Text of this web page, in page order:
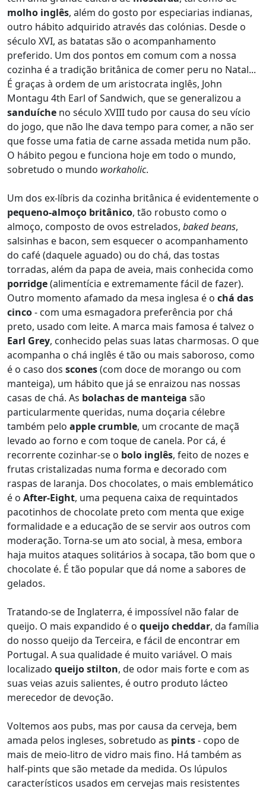
molho inglês, além do gosto por especiarias indianas,
outro hábito adquirido através das colónias. Desde o
século XVI, as batatas são o acompanhamento
preferido. Um dos pontos em comum com a nossa
cozinha é a tradição britânica de comer peru no Natal...
É graças à ordem de um aristocrata inglês, John
Montagu 4th Earl of Sandwich, que se generalizou a
sanduíche no século XVIII tudo por causa do seu vício
do jogo, que não lhe dava tempo para comer, a não ser
que fosse uma fatia de carne assada metida num pão.
O hábito pegou e funciona hoje em todo o mundo,
sobretudo o mundo workaholic.
Um dos ex-líbris da cozinha britânica é evidentemente o
pequeno-almoço britânico, tão robusto como o
almoço, composto de ovos estrelados, baked beans,
salsinhas e bacon, sem esquecer o acompanhamento
do café (daquele aguado) ou do chá, das tostas
torradas, além da papa de aveia, mais conhecida como
porridge(alimentícia e extremamente fácil de fazer).
Outro momento afamado da mesa inglesa é o chá das
cinco- com uma esmagadora preferência por chá
preto, usado com leite. A marca mais famosa é talvez o
Earl Grey, conhecido pelas suas latas charmosas. O que
acompanha o chá inglês é tão ou mais saboroso, como
é o caso dos scones(com doce de morango ou com
manteiga), um hábito que já se enraizou nas nossas
casas de chá. As bolachas de manteiga são
particularmente queridas, numa doçaria célebre
também pelo apple crumble, um crocante de maçã
levado ao forno e com toque de canela. Por cá, é
recorrente cozinhar-se o bolo inglês, feito de nozes e
frutas cristalizadas numa forma e decorado com
raspas de laranja. Dos chocolates, o mais emblemático
é o After-Eight, uma pequena caixa de requintados
pacotinhos de chocolate preto com menta que exige
formalidade e a educação de se servir aos outros com
moderação. Torna-se um ato social, à mesa, embora
haja muitos ataques solitários à socapa, tão bom que o
chocolate é. É tão popular que dá nome a sabores de
gelados.
Tratando-se de Inglaterra, é impossível não falar de
queijo. O mais expandido é o queijocheddar, da família
do nosso queijo da Terceira, e fácil de encontrar em
Portugal. A sua qualidade é muito variável. O mais
localizado queijo stilton, de odor mais forte e com as
suas veias azuis salientes, é outro produto lácteo
merecedor de devoção.
Voltemos aos pubs, mas por causa da cerveja, bem
amada pelos ingleses, sobretudo as pints- copo de
mais de meio-litro de vidro mais fino. Há também as
half-pints que são metade da medida. Os lúpulos
característicos usados em cervejas mais resistentes